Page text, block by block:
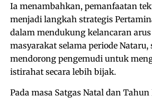
Ia menambahkan, pemanfaatan
menjadi langkah strategis
dalam mendukung kelancaran
masyarakat selama periode Nataru,
mendorong pengemudi untuk
istirahat secara lebih bijak.
Pada masa Satgas Natal dan